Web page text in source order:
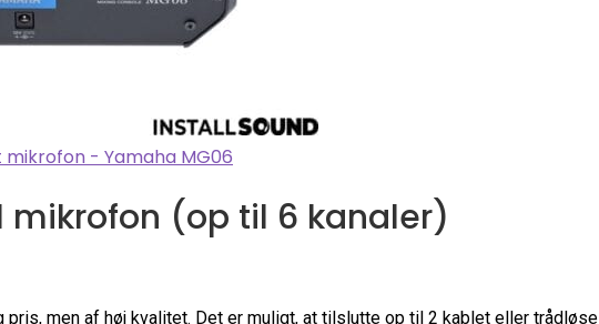
mikrofon (op til 6 kanaler)
pris, men af høj kvalitet. Det er muligt, at tilslutte op til 2 kablet eller trådløse